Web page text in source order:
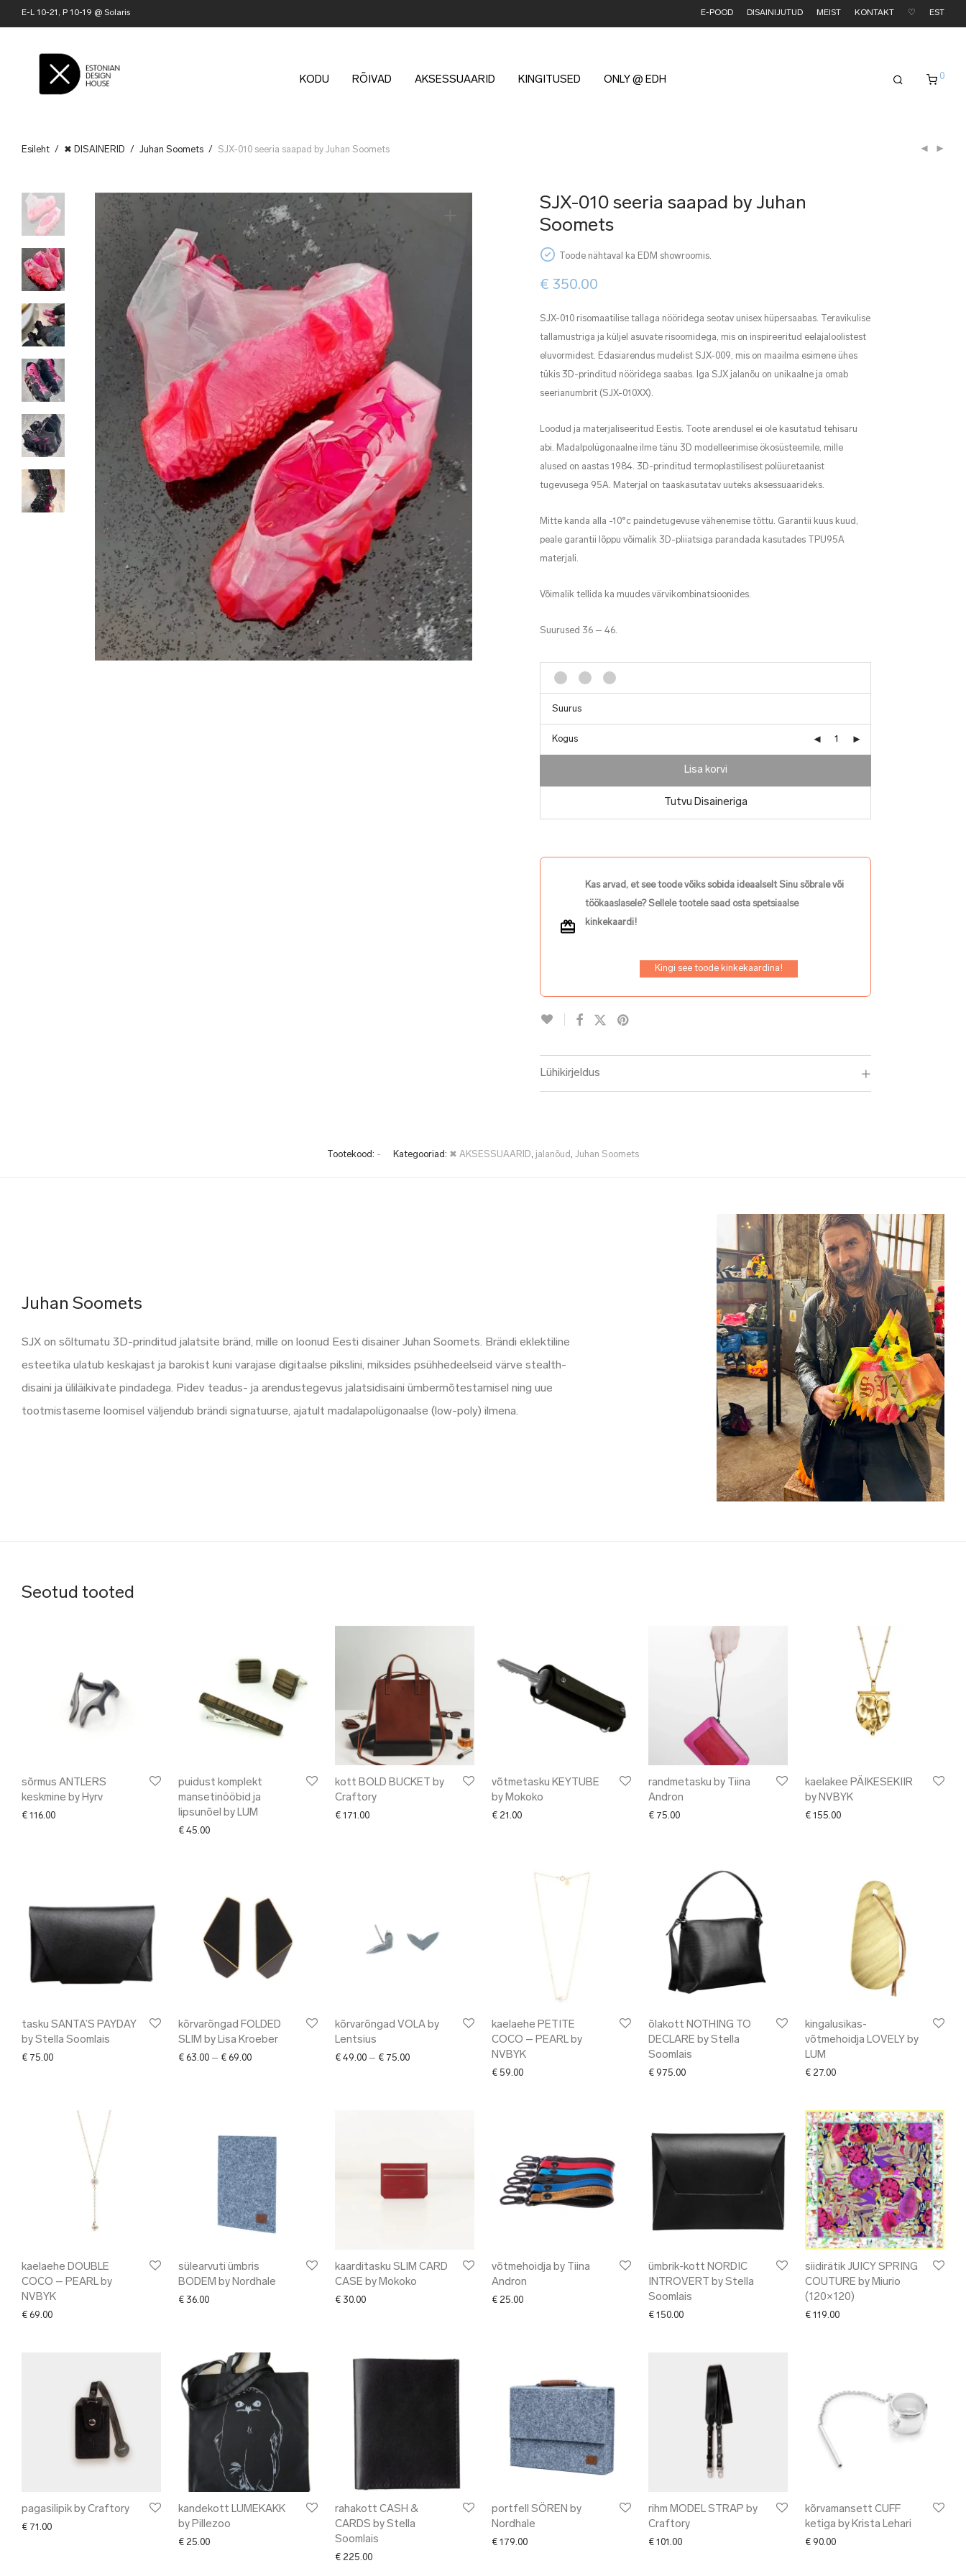
E-L 10-21, P 10-19 @ Solaris E-POOD DISAINIJUTUD MEIST KONTAKT ♡ EST
KODU RÕIVAD AKSESSUAARID KINGITUSED ONLY @ EDH 0
Esileht / ✖ DISAINERID / Juhan Soomets / SJX-010 seeria saapad by Juhan Soomets
SJX-010 seeria saapad by Juhan
Soomets
Toode nähtaval ka EDM showroomis.
€ 350.00
SJX-010 risomaatilise tallaga nööridega seotav unisex hüpersaabas. Teravikulise
tallamustriga ja küljel asuvate risoomidega, mis on inspireeritud eelajaloolistest
eluvormidest. Edasiarendus mudelist SJX-009, mis on maailma esimene ühes
tükis 3D-prinditud nööridega saabas. Iga SJX jalanõu on unikaalne ja omab
seerianumbrit (SJX-010XX).
Loodud ja materjaliseeritud Eestis. Toote arendusel ei ole kasutatud tehisaru
abi. Madalpolügonaalne ilme tänu 3D modelleerimise ökosüsteemile, mille
alused on aastas 1984. 3D-prinditud termoplastilisest polüuretaanist
tugevusega 95A. Materjal on taaskasutatav uuteks aksessuaarideks.
Mitte kanda alla -10°c paindetugevuse vähenemise tõttu. Garantii kuus kuud,
peale garantii lõppu võimalik 3D-pliiatsiga parandada kasutades TPU95A
materjali.
Võimalik tellida ka muudes värvikombinatsioonides.
Suurused 36 – 46.
Kogus
Lisa korvi
Tutvu Disaineriga
Kas arvad, et see toode võiks sobida ideaalselt Sinu sõbrale või
töökaaslasele? Sellele tootele saad osta spetsiaalse
kinkekaardi!
Kingi see toode kinkekaardina!
Lühikirjeldus
Tootekood: - Kategooriad: ✖ AKSESSUAARID, jalanõud, Juhan Soomets
Juhan Soomets
SJX on sõltumatu 3D-prinditud jalatsite bränd, mille on loonud Eesti disainer Juhan Soomets. Brändi eklektiline
esteetika ulatub keskajast ja barokist kuni varajase digitaalse pikslini, miksides psühhedeelseid värve stealth-
disaini ja üliläikivate pindadega. Pidev teadus- ja arendustegevus jalatsidisaini ümbermõtestamisel ning uue
tootmistaseme loomisel väljendub brändi signatuurse, ajatult madalapolügonaalse (low-poly) ilmena.
Seotud tooted
sõrmus ANTLERS
keskmine by Hyrv
€ 116.00
puidust komplekt
mansetinööbid ja
lipsunõel by LUM
€ 45.00
kott BOLD BUCKET by
Craftory
€ 171.00
võtmetasku KEYTUBE
by Mokoko
€ 21.00
randmetasku by Tiina
Andron
€ 75.00
kaelakee PÄIKESEKIIR
by NVBYK
€ 155.00
tasku SANTA’S PAYDAY
by Stella Soomlais
€ 75.00
kõrvarõngad FOLDED
SLIM by Lisa Kroeber
€ 63.00 – € 69.00Price range: € 63.00 through € 69.00
kõrvarõngad VOLA by
Lentsius
€ 49.00 – € 75.00Price range: € 49.00 through € 75.00
kaelaehe PETITE
COCO – PEARL by
NVBYK
€ 59.00
õlakott NOTHING TO
DECLARE by Stella
Soomlais
€ 975.00
kingalusikas-
võtmehoidja LOVELY by
LUM
€ 27.00
kaelaehe DOUBLE
COCO – PEARL by
NVBYK
€ 69.00
sülearvuti ümbris
BODEM by Nordhale
€ 36.00
kaarditasku SLIM CARD
CASE by Mokoko
€ 30.00
võtmehoidja by Tiina
Andron
€ 25.00
ümbrik-kott NORDIC
INTROVERT by Stella
Soomlais
€ 150.00
siidirätik JUICY SPRING
COUTURE by Miurio
(120×120)
€ 119.00
pagasilipik by Craftory
€ 71.00
kandekott LUMEKAKK
by Pillezoo
€ 25.00
rahakott CASH &
CARDS by Stella
Soomlais
€ 225.00
portfell SÖREN by
Nordhale
€ 179.00
rihm MODEL STRAP by
Craftory
€ 101.00
kõrvamansett CUFF
ketiga by Krista Lehari
€ 90.00